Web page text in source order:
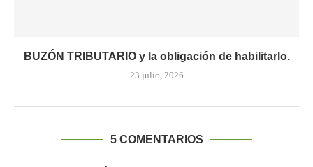
BUZÓN TRIBUTARIO y la obligación de habilitarlo.
23 julio, 2026
5 COMENTARIOS